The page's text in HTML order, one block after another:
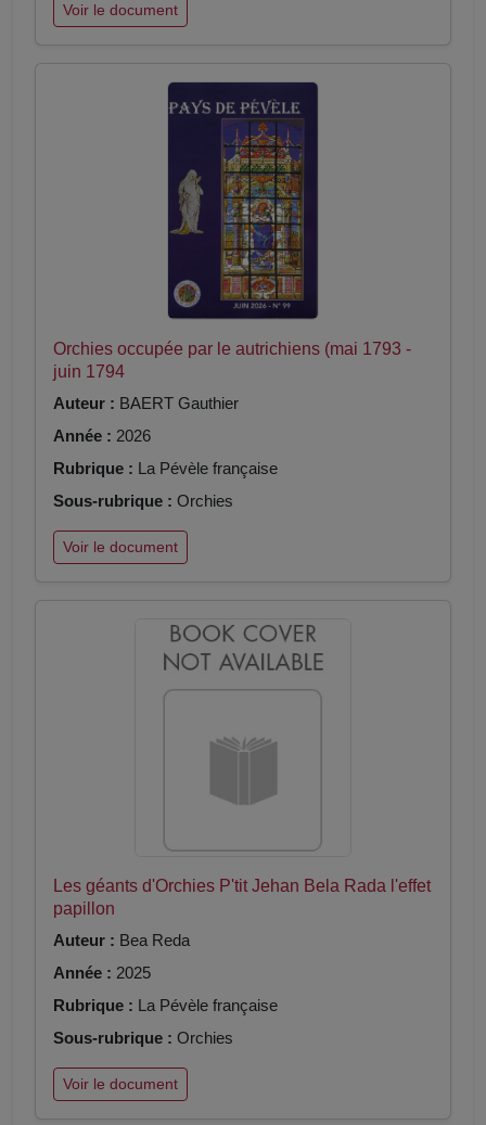
Voir le document
Orchies occupée par le autrichiens (mai 1793 -
juin 1794
Auteur : BAERT Gauthier
Année : 2026
Rubrique : La Pévèle française
Sous-rubrique : Orchies
Voir le document
Les géants d'Orchies P'tit Jehan Bela Rada l'effet
papillon
Auteur : Bea Reda
Année : 2025
Rubrique : La Pévèle française
Sous-rubrique : Orchies
Voir le document